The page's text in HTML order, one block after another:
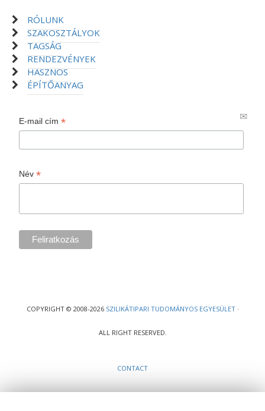
RÓLUNK
SZAKOSZTÁLYOK
TAGSÁG
RENDEZVÉNYEK
HASZNOS
ÉPÍTŐANYAG
E-mail cím*
Név*
COPYRIGHT © 2008-2026 SZILIKÁTIPARI TUDOMÁNYOS EGYESÜLET·
ALL RIGHT RESERVED.
CONTACT